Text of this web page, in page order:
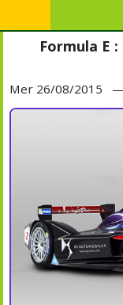
Formula E
Mer 26/08/2015